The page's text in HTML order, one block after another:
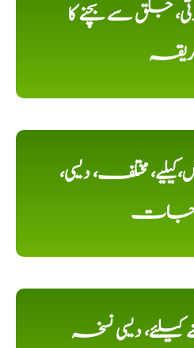
جلق سے بچنے کا
مختلف، دیسی،
جات
کیلئے، دیسی نسخہ